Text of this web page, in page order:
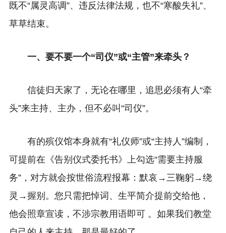
既不“属灵高调”、违反法律法规，也不“寒酸失礼”、
草草结束。
一、要不要一个“司仪”或“主管”来牵头？
信徒归天家了，无论在哪里，追思必须有人“牵
头”来主持、主办，但不必叫“司仪”。
有的殡仪馆本身就有“礼仪师”或“主持人”编制，
可提前在《告别仪式委托书》上勾选“需要主持服
务”，对方就会按世俗流程报幕：默哀→三鞠躬→绕
灵→握别。您只需把悼词、生平简介提前交给他，
他会照章宣读，不涉宗教用语即可 。 如果我们教堂